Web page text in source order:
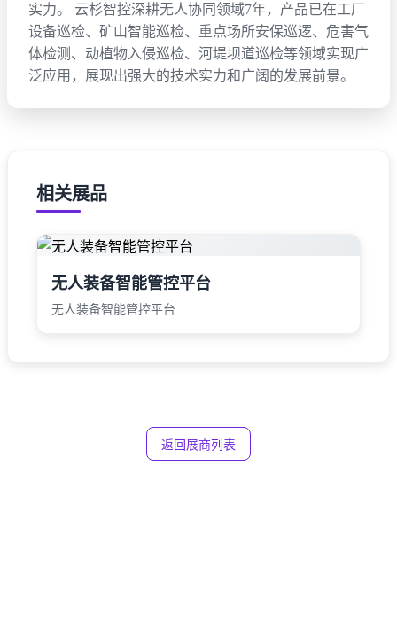
实力。 云杉智控深耕无人协同领域7年，产品已在工厂
设备巡检、矿山智能巡检、重点场所安保巡逻、危害气
体检测、动植物入侵巡检、河堤坝道巡检等领域实现广
泛应用，展现出强大的技术实力和广阔的发展前景。
相关展品
无人装备智能管控平台
无人装备智能管控平台
返回展商列表